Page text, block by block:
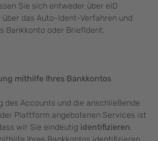
Sie sich entweder über eID
das Auto-Ident-Verfahren und
Bankkonto oder BriefIdent.
mithilfe Ihres Bankkontos
des Accounts und die anschließende
Plattform angebotenen Services ist
wir Sie eindeutig identifizieren.